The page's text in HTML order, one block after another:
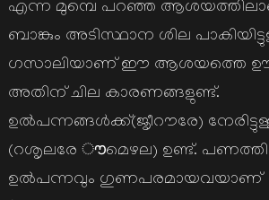
എന്ന മുമ്പെ പറഞ്ഞ
ബാങ്കും അടിസ്ഥാന ശില
ഗസാലിയാണ് ഈ ആശയത്തെ
അതിന് ചില കാരണങ്ങളുണ്ട്.
ഉല്‍പന്നങ്ങള്‍ക്ക്(ജൃീറൗരേ)
(റശൃലരേ ൗമെഴല) ഉണ്ട്.
ഉല്‍പന്നവും ഗുണപരമായവയാണ്